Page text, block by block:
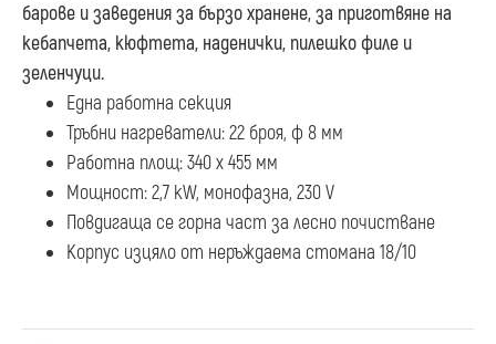
барове и заведения за бързо хранене, за приготвяне на
кебапчета, кюфтета, наденички, пилешко филе и
зеленчуци.
Една работна секция
Тръбни нагреватели: 22 броя, ф 8 мм
Работна площ: 340 х 455 мм
Мощност: 2,7 kW, монофазна, 230 V
Повдигаща се горна част за лесно почистване
Корпус изцяло от неръждаема стомана 18/10